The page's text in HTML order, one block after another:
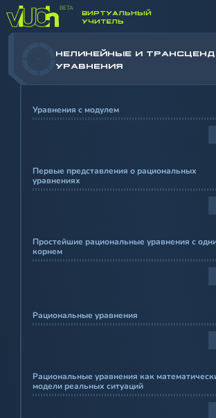
ВИРТУАЛЬНЫЙ
УЧИТЕЛЬ
НЕЛИНЕЙНЫЕ И
УРАВНЕНИЯ
Уравнения с модулем
Первые представления о рациональных
уравнениях
Простейшие рациональные уравнения с
корнем
Рациональные уравнения
Рациональные уравнения как
модели реальных ситуаций